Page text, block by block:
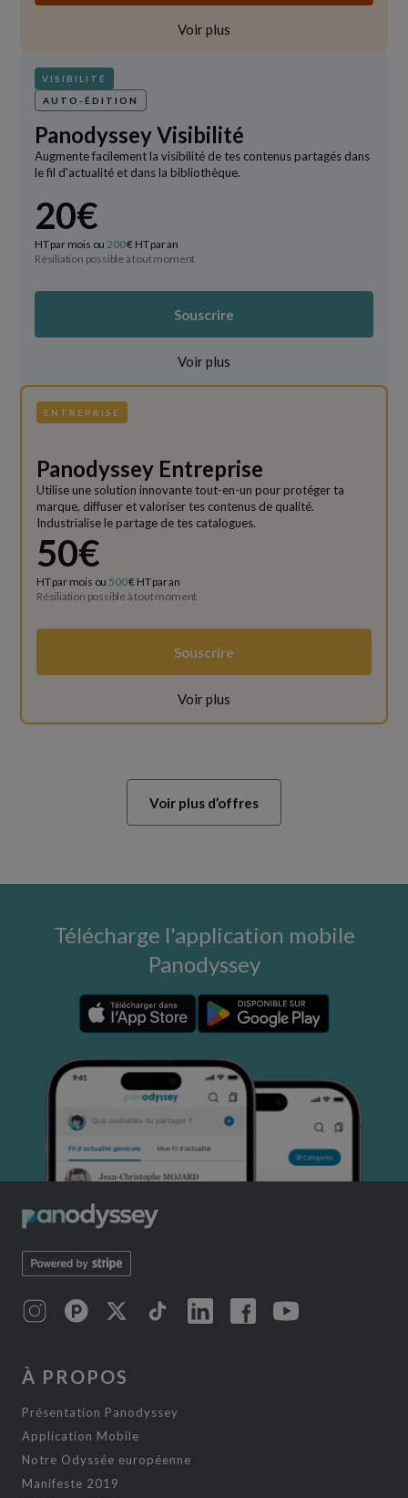
Voir plus
VISIBILITÉ
AUTO-ÉDITION
Panodyssey Visibilité
Augmente facilement la visibilité de tes contenus partagés dans
le fil d'actualité et dans la bibliothèque.
20€
HT par mois ou 200€ HT par an
Résiliation possible à tout moment
Souscrire
Voir plus
ENTREPRISE
Panodyssey Entreprise
Utilise une solution innovante tout-en-un pour protéger ta
marque, diffuser et valoriser tes contenus de qualité.
Industrialise le partage de tes catalogues.
50€
HT par mois ou 500€ HT par an
Résiliation possible à tout moment
Souscrire
Voir plus
Voir plus d’offres
Télécharge l'application mobile
Panodyssey
À PROPOS
Présentation Panodyssey
Application Mobile
Notre Odyssée européenne
Manifeste 2019